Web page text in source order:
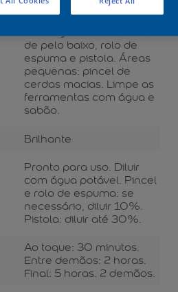
Balance
de pelo baixo, rolo de
espuma e pistola. Áreas
pequenas: pincel de
cerdas macias. Limpe as
ferramentas com água e
sabão.
Brilhante
Pronto para uso. Diluir
com água potável. Pincel
e rolo de espuma: se
necessário, diluir 10%.
Pistola: diluir até 30%.
Ao toque: 30 minutos.
Entre demãos: 2 horas.
Final: 5 horas. 2 demãos.